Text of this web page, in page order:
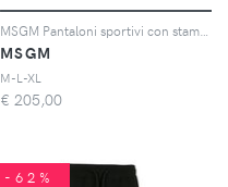
MSGM
M-L-XL
€ 205,00
-62%